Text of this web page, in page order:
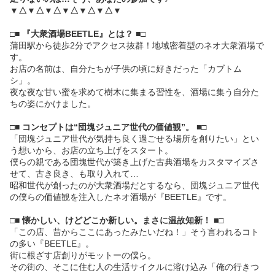
▼△▼△▼△▼△▼△▼△▼
□■ 『大衆酒場BEETLE』とは？ ■□
蒲田駅から徒歩2分でアクセス抜群！地域密着型のネオ大衆酒場で
す。
お店の名前は、自分たちが子供の頃に好きだった「カブトム
シ」。
夜な夜な甘い蜜を求めて樹木に集まる習性を、酒場に集う自分た
ちの姿にかけました。
□■ コンセプトは“団塊ジュニア世代の価値観”。 ■□
「団塊ジュニア世代が気持ち良く過ごせる場所を創りたい」とい
う想いから、お店の立ち上げをスタート。
僕らの親である団塊世代が築き上げた古典酒場をカスタマイズさ
せて、古き良き、も取り入れて…
昭和世代が創ったのが大衆酒場だとするなら、団塊ジュニア世代
の僕らの価値観を注入したネオ酒場が『BEETLE』です。
□■ 懐かしい、けどどこか新しい。まさに温故知新！ ■□
「この店、昔からここにあったみたいだね！」そう言われるコト
の多い『BEETLE』。
街に根ざす店創りがモットーの僕ら。
その街の、そこに住む人の生活サイクルに溶け込み「俺の行きつ